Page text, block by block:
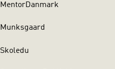
MentorDanmark
Munksgaard
Skoledu